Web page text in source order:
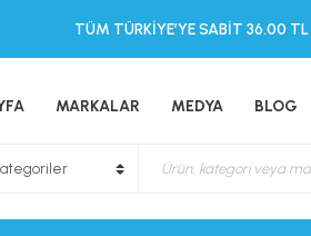
TÜM TÜRKİYE’YE SABİT 36.00
MARKALAR MEDYA BLOG